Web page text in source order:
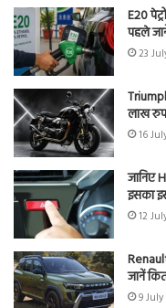
E20
पहले
23
लाख
16
जानिए
इसका
12
जानें
9